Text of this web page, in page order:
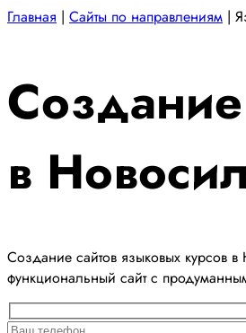
Главная | Сайты по направлениям |
в
Создание сайтов языковых курсов
функциональный сайт с